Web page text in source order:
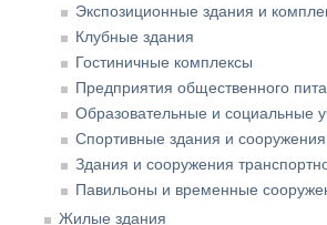
Экспозиционные здания и
Клубные здания
Гостиничные комплексы
Предприятия общественного
Образовательные и социальные
Спортивные здания и сооружения
Здания и сооружения
Павильоны и временные
Жилые здания